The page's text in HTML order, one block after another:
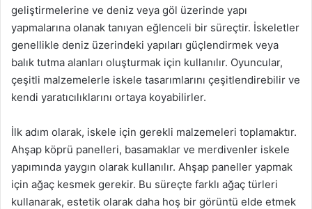
geliştirmelerine ve deniz veya göl üzerinde yapı
yapmalarına olanak tanıyan eğlenceli bir süreçtir. İskeletler
genellikle deniz üzerindeki yapıları güçlendirmek veya
balık tutma alanları oluşturmak için kullanılır. Oyuncular,
çeşitli malzemelerle iskele tasarımlarını çeşitlendirebilir ve
kendi yaratıcılıklarını ortaya koyabilirler.
İlk adım olarak, iskele için gerekli malzemeleri toplamaktır.
Ahşap köprü panelleri, basamaklar ve merdivenler iskele
yapımında yaygın olarak kullanılır. Ahşap paneller yapmak
için ağaç kesmek gerekir. Bu süreçte farklı ağaç türleri
kullanarak, estetik olarak daha hoş bir görüntü elde etmek